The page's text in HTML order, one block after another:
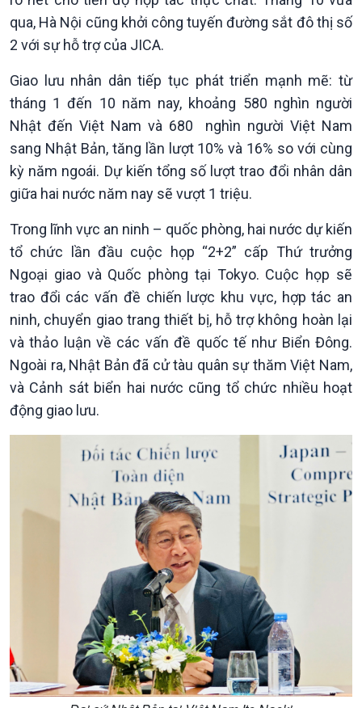
Kinh tế
Tin Kinh tế
Trước giờ mở cửa
Dòng chảy Kinh tế
Khởi nghiệp
Tuyên chiến với gian lận
thương mại
Nông nghiệp & Biển đảo
Tin Nông nghiệp & Biển
đảo
Mùa vàng
Tâm tình biên giới và hải
đảo
Tìm hiểu biển, đảo Việt
Nam
qua, Hà Nội cũng khởi công tuyến đường sắt đô thị số
2 với sự hỗ trợ của JICA.
Giao lưu nhân dân tiếp tục phát triển mạnh mẽ: từ
tháng 1 đến 10 năm nay, khoảng 580 nghìn người
Nhật đến Việt Nam và 680 nghìn người Việt Nam
sang Nhật Bản, tăng lần lượt 10% và 16% so với cùng
kỳ năm ngoái. Dự kiến tổng số lượt trao đổi nhân dân
giữa hai nước năm nay sẽ vượt 1 triệu.
Trong lĩnh vực an ninh – quốc phòng, hai nước dự kiến
tổ chức lần đầu cuộc họp “2+2” cấp Thứ trưởng
Ngoại giao và Quốc phòng tại Tokyo. Cuộc họp sẽ
trao đổi các vấn đề chiến lược khu vực, hợp tác an
ninh, chuyển giao trang thiết bị, hỗ trợ không hoàn lại
và thảo luận về các vấn đề quốc tế như Biển Đông.
Ngoài ra, Nhật Bản đã cử tàu quân sự thăm Việt Nam,
và Cảnh sát biển hai nước cũng tổ chức nhiều hoạt
động giao lưu.